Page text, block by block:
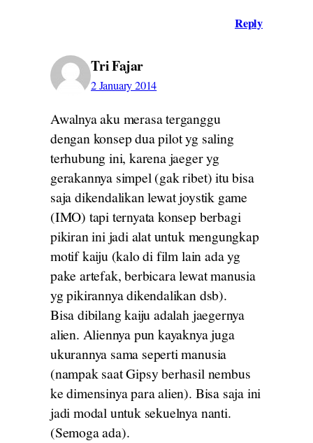
Reply
Tri Fajar
2 January 2014
Awalnya aku merasa terganggu
dengan konsep dua pilot yg saling
terhubung ini, karena jaeger yg
gerakannya simpel (gak ribet) itu bisa
saja dikendalikan lewat joystik game
(IMO) tapi ternyata konsep berbagi
pikiran ini jadi alat untuk mengungkap
motif kaiju (kalo di film lain ada yg
pake artefak, berbicara lewat manusia
yg pikirannya dikendalikan dsb).
Bisa dibilang kaiju adalah jaegernya
alien. Aliennya pun kayaknya juga
ukurannya sama seperti manusia
(nampak saat Gipsy berhasil nembus
ke dimensinya para alien). Bisa saja ini
jadi modal untuk sekuelnya nanti.
(Semoga ada).